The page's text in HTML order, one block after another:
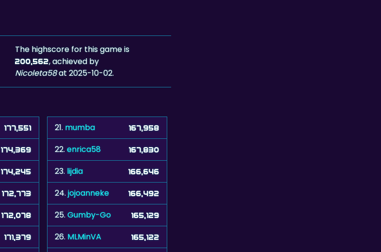
The highscore for this game is
200,562, achieved by
Nicoleta58at 2025-10-02.
177,551
174,369
174,245
172,773
172,078
171,379
21. mumba 167,958
22.enrica58 167,830
23. lijdia 166,646
24.jojoanneke 166,492
25.Gumby-Go 165,129
26. MLMinVA 165,122